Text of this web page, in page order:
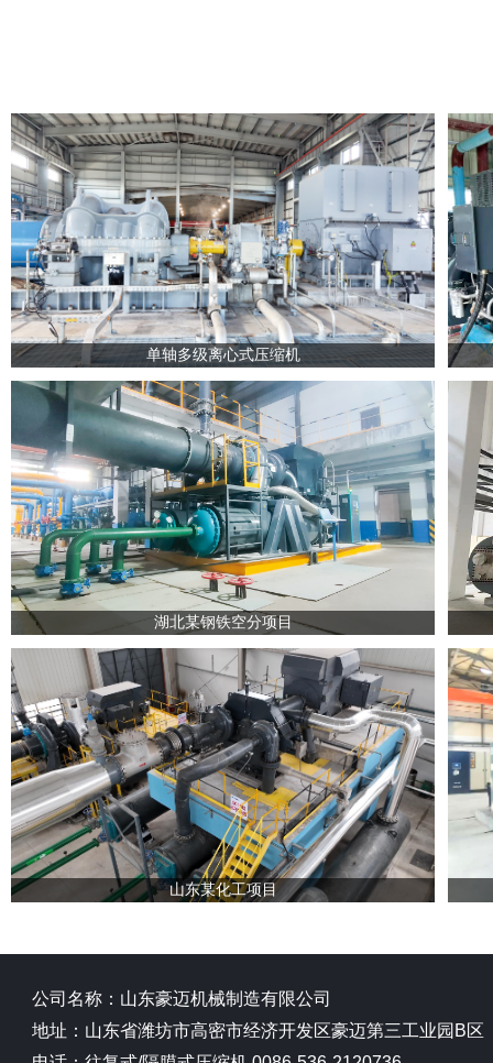
单轴多级离心式压缩机
湖北某钢铁空分项目
山东某化工项目
公司名称：山东豪迈机械制造有限公司
地址：山东省潍坊市高密市经济开发区豪迈第三工业园B区